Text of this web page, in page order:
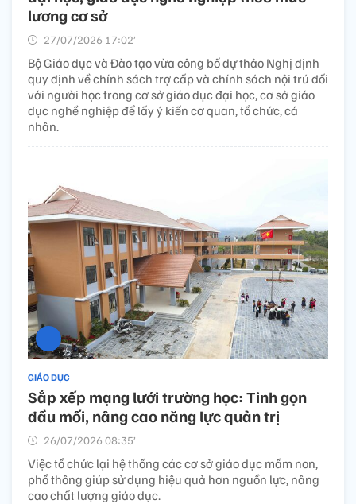
lương cơ sở
27/07/2026 17:02’
Bộ Giáo dục và Đào tạo vừa công bố dự thảo Nghị định
quy định về chính sách trợ cấp và chính sách nội trú đối
với người học trong cơ sở giáo dục đại học, cơ sở giáo
dục nghề nghiệp để lấy ý kiến cơ quan, tổ chức, cá
nhân.
GIÁO DỤC
Sắp xếp mạng lưới trường học: Tinh gọn
đầu mối, nâng cao năng lực quản trị
26/07/2026 08:35’
Việc tổ chức lại hệ thống các cơ sở giáo dục mầm non,
phổ thông giúp sử dụng hiệu quả hơn nguồn lực, nâng
cao chất lượng giáo dục.